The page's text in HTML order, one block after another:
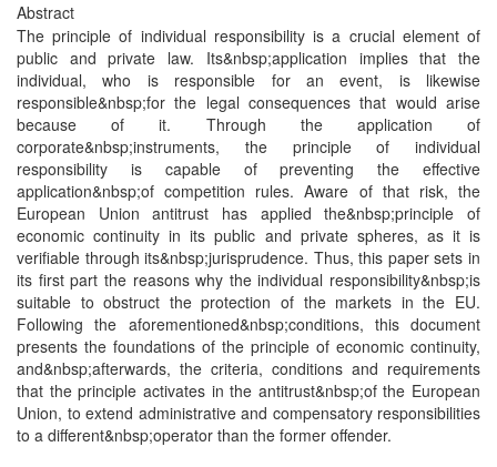
Abstract
The principle of individual responsibility is a crucial element of
public and private law. Its&nbsp;application implies that the
individual, who is responsible for an event, is likewise
responsible&nbsp;for the legal consequences that would arise
because of it. Through the application of
corporate&nbsp;instruments, the principle of individual
responsibility is capable of preventing the effective
application&nbsp;of competition rules. Aware of that risk, the
European Union antitrust has applied the&nbsp;principle of
economic continuity in its public and private spheres, as it is
verifiable through its&nbsp;jurisprudence. Thus, this paper sets in
its first part the reasons why the individual responsibility&nbsp;is
suitable to obstruct the protection of the markets in the EU.
Following the aforementioned&nbsp;conditions, this document
presents the foundations of the principle of economic continuity,
and&nbsp;afterwards, the criteria, conditions and requirements
that the principle activates in the antitrust&nbsp;of the European
Union, to extend administrative and compensatory responsibilities
to a different&nbsp;operator than the former offender.